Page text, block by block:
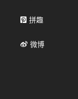
拼趣
微博